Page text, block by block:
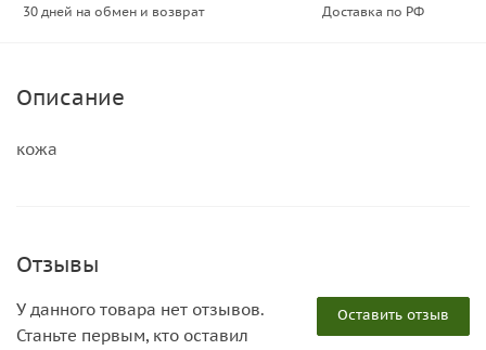
30 дней на обмен и возврат Доставка по РФ
Описание
кожа
Отзывы
Оставить отзыв
У данного товара нет отзывов.
Станьте первым, кто оставил